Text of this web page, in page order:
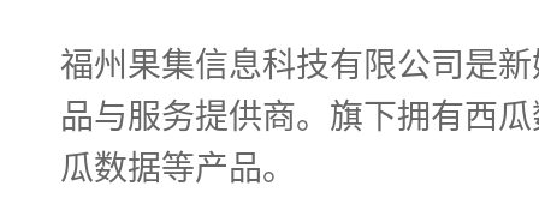
福州果集信息科技有限公司是
品与服务提供商。旗下拥有西
瓜数据等产品。